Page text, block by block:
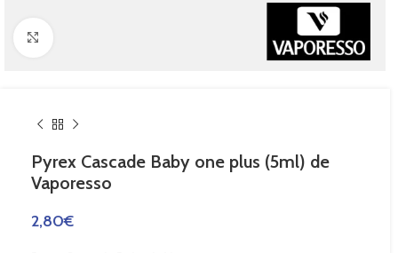
Pyrex Cascade Baby one plus (5ml) de
Vaporesso
2,80€